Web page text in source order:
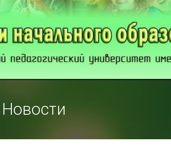
Новости